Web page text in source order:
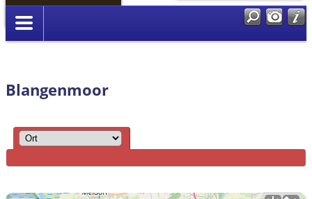
Anmelden
Blangenmoor